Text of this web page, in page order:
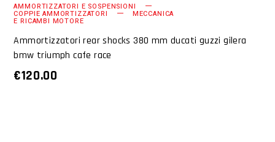
AMMORTIZZATORI E SOSPENSIONI
COPPIE AMMORTIZZATORI MECCANICA
E RICAMBI MOTORE
Ammortizzatori rear shocks 380 mm ducati guzzi gilera
bmw triumph cafe race
€120.00